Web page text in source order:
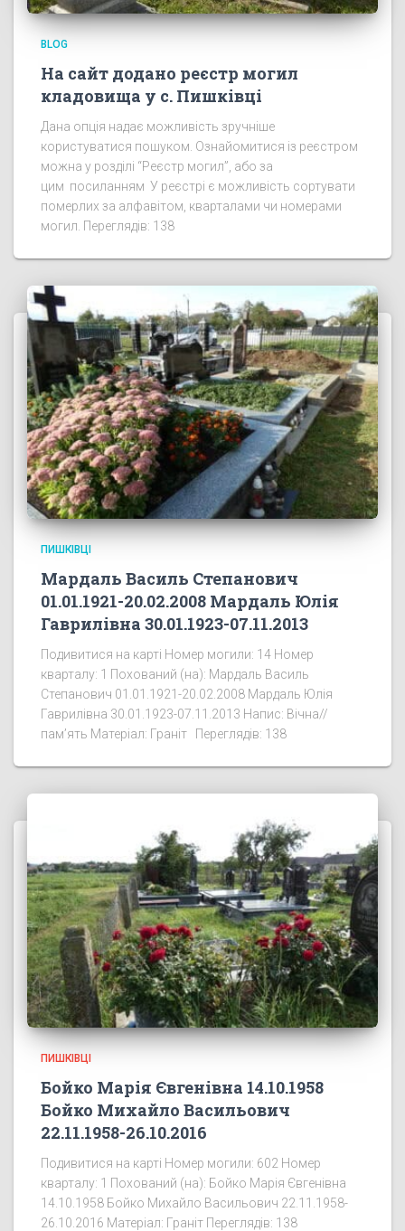
BLOG
На сайт додано реєстр могил
кладовища у с. Пишківці
Дана опція надає можливість зручніше
користуватися пошуком. Ознайомитися із реєстром
можна у розділі “Реєстр могил”, або за
цим посиланням У реєстрі є можливість сортувати
померлих за алфавітом, кварталами чи номерами
могил. Переглядів: 138
ПИШКІВЦІ
Мардаль Василь Степанович
01.01.1921-20.02.2008 Мардаль Юлія
Гаврилівна 30.01.1923-07.11.2013
Подивитися на карті Номер могили: 14 Номер
кварталу: 1 Похований (на): Мардаль Василь
Степанович 01.01.1921-20.02.2008 Мардаль Юлія
Гаврилівна 30.01.1923-07.11.2013 Напис: Вічна//
пам’ять Матеріал: Граніт Переглядів: 138
ПИШКІВЦІ
Бойко Марія Євгенівна 14.10.1958
Бойко Михайло Васильович
22.11.1958-26.10.2016
Подивитися на карті Номер могили: 602 Номер
кварталу: 1 Похований (на): Бойко Марія Євгенівна
14.10.1958 Бойко Михайло Васильович 22.11.1958-
26.10.2016 Матеріал: Граніт Переглядів: 138